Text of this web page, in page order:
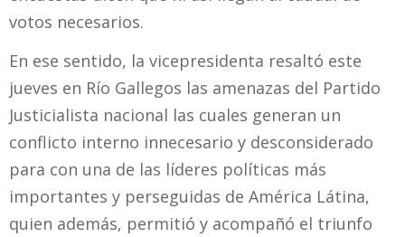
votos necesarios.
En ese sentido, la vicepresidenta resaltó este
jueves en Río Gallegos las amenazas del Partido
Justicialista nacional las cuales generan un
conflicto interno innecesario y desconsiderado
para con una de las líderes políticas más
importantes y perseguidas de América Látina,
quien además, permitió y acompañó el triunfo